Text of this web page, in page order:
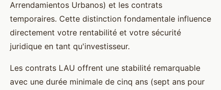
Arrendamientos Urbanos) et les contrats
temporaires. Cette distinction fondamentale influence
directement votre rentabilité et votre sécurité
juridique en tant qu'investisseur.
Les contrats LAU offrent une stabilité remarquable
avec une durée minimale de cinq ans (sept ans pour